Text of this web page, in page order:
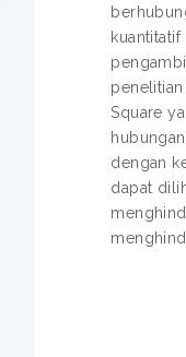
Square
dengan
dapat